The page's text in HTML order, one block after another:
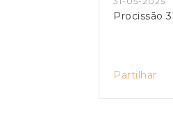
Procissão
Partilhar